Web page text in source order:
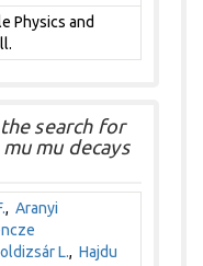
Physics and
search for
mu decays
,Aranyi
L.,Hajdu